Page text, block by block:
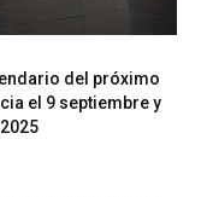
del próximo
el 9 septiembre y